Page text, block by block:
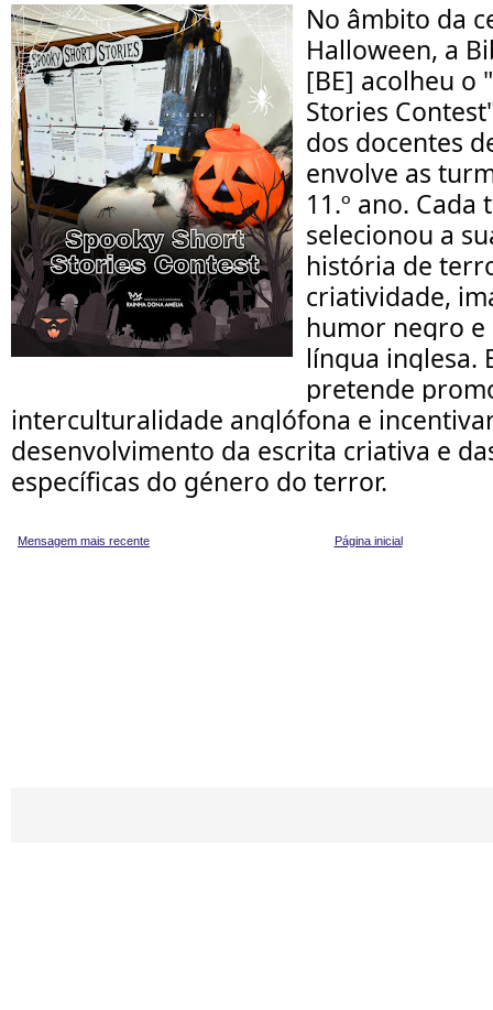
No âmbito da
Halloween, a
[BE] acolheu o
Stories
dos docentes
envolve as
11.º ano.
selecionou a
história de
criatividade,
humor negro
língua inglesa.
pretende
interculturalidade anglófona e
desenvolvimento da escrita criativa e
específicas do género do terror.
Mensagem mais recente Página inicial